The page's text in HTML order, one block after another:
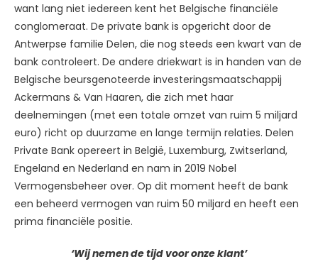
want lang niet iedereen kent het Belgische financiële
conglomeraat. De private bank is opgericht door de
Antwerpse familie Delen, die nog steeds een kwart van de
bank controleert. De andere driekwart is in handen van de
Belgische beursgenoteerde investeringsmaatschappij
Ackermans & Van Haaren, die zich met haar
deelnemingen (met een totale omzet van ruim 5 miljard
euro) richt op duurzame en lange termijn relaties. Delen
Private Bank opereert in België, Luxemburg, Zwitserland,
Engeland en Nederland en nam in 2019 Nobel
Vermogensbeheer over. Op dit moment heeft de bank
een beheerd vermogen van ruim 50 miljard en heeft een
prima financiële positie.
‘Wij nemen de tijd voor onze klant’